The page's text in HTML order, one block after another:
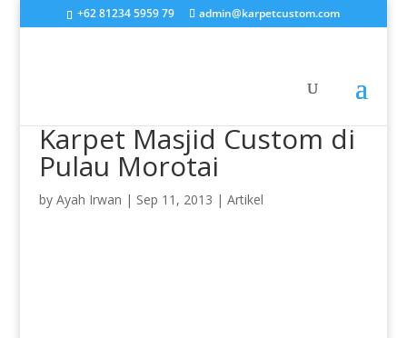
+62 81234 5959 79 admin@karpetcustom.com
Karpet Masjid Custom di
Pulau Morotai
by Ayah Irwan | Sep 11, 2013 | Artikel